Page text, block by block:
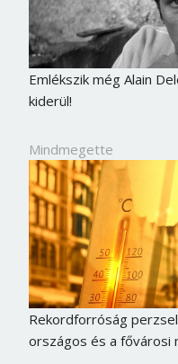
Emlékszik még Alain
kiderül!
Mindmegette
Rekordforróság
országos és a fővárosi